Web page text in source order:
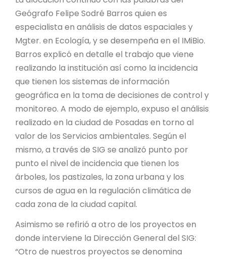
Geógrafo Felipe Sodré Barros quien es
especialista en análisis de datos espaciales y
Mgter. en Ecología, y se desempeña en el IMiBio.
Barros explicó en detalle el trabajo que viene
realizando la institución así como la incidencia
que tienen los sistemas de información
geográfica en la toma de decisiones de control y
monitoreo. A modo de ejemplo, expuso el análisis
realizado en la ciudad de Posadas en torno al
valor de los Servicios ambientales. Según el
mismo, a través de SIG se analizó punto por
punto el nivel de incidencia que tienen los
árboles, los pastizales, la zona urbana y los
cursos de agua en la regulación climática de
cada zona de la ciudad capital.
Asimismo se refirió a otro de los proyectos en
donde interviene la Dirección General del SIG:
“Otro de nuestros proyectos se denomina